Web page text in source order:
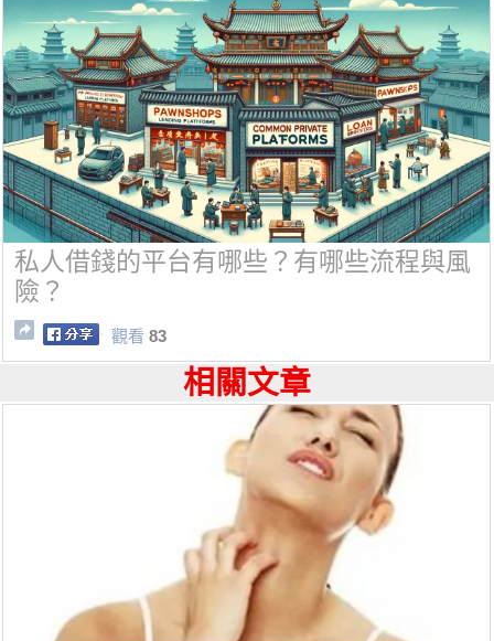
私人借錢的平台有哪些？有哪些流程與風
險？
觀看 83
相關文章